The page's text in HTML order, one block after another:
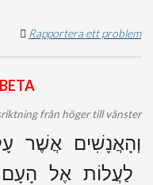
Rapportera ett problem
BETA
från höger till vänster
וְהָאֲנָשִׁים אֲשֶׁר
לַעֲלוֹת אֶל